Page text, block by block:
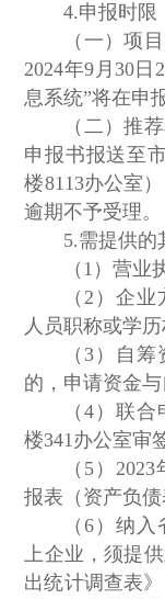
4.申报时限
（一）项
2024年9月30
息系统”将在申
（二）推
申报书报送至
楼8113办公室
逾期不予受理。
5.需提供的
（1）营业
（2）企
人员职称或学历
（3）自
的，申请资金
（4）联
楼341办公室审
（5）
报表（资产负
（6）纳
上企业，须提
出统计调查表